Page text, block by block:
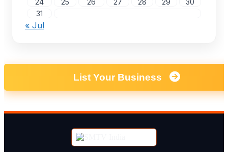
31
« Jul
List Your Business